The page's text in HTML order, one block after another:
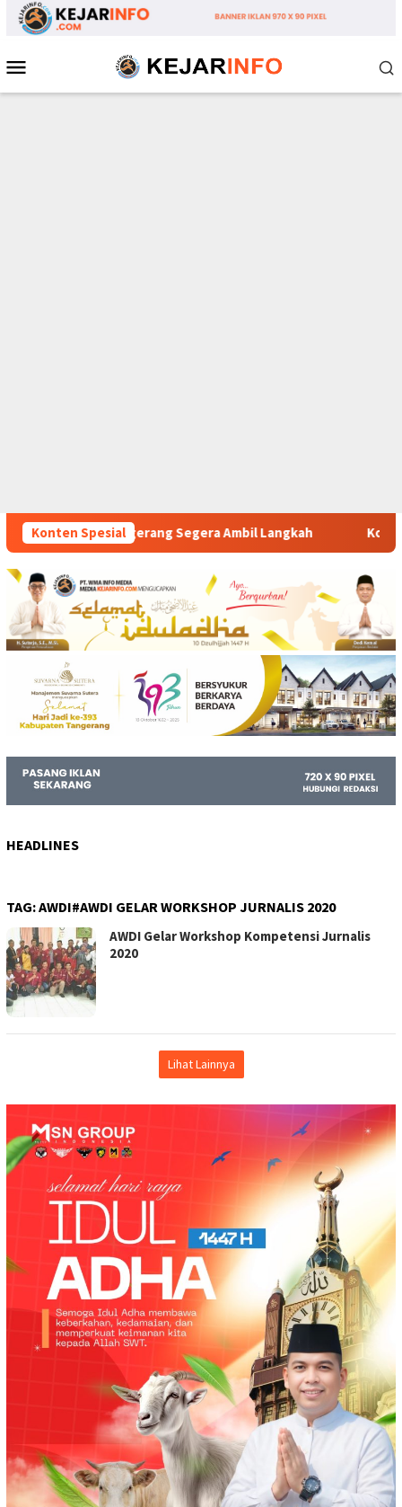
Loncat
Mobile
Konten Spesial
Ambil Langkah Komitmen Polsek Tigaraksa Tindak
HEADLINES
TAG:AWDI#AWDI GELAR WORKSHOP JURNALIS 2020
AWDI Gelar Workshop Kompetensi Jurnalis
2020
Lihat Lainnya